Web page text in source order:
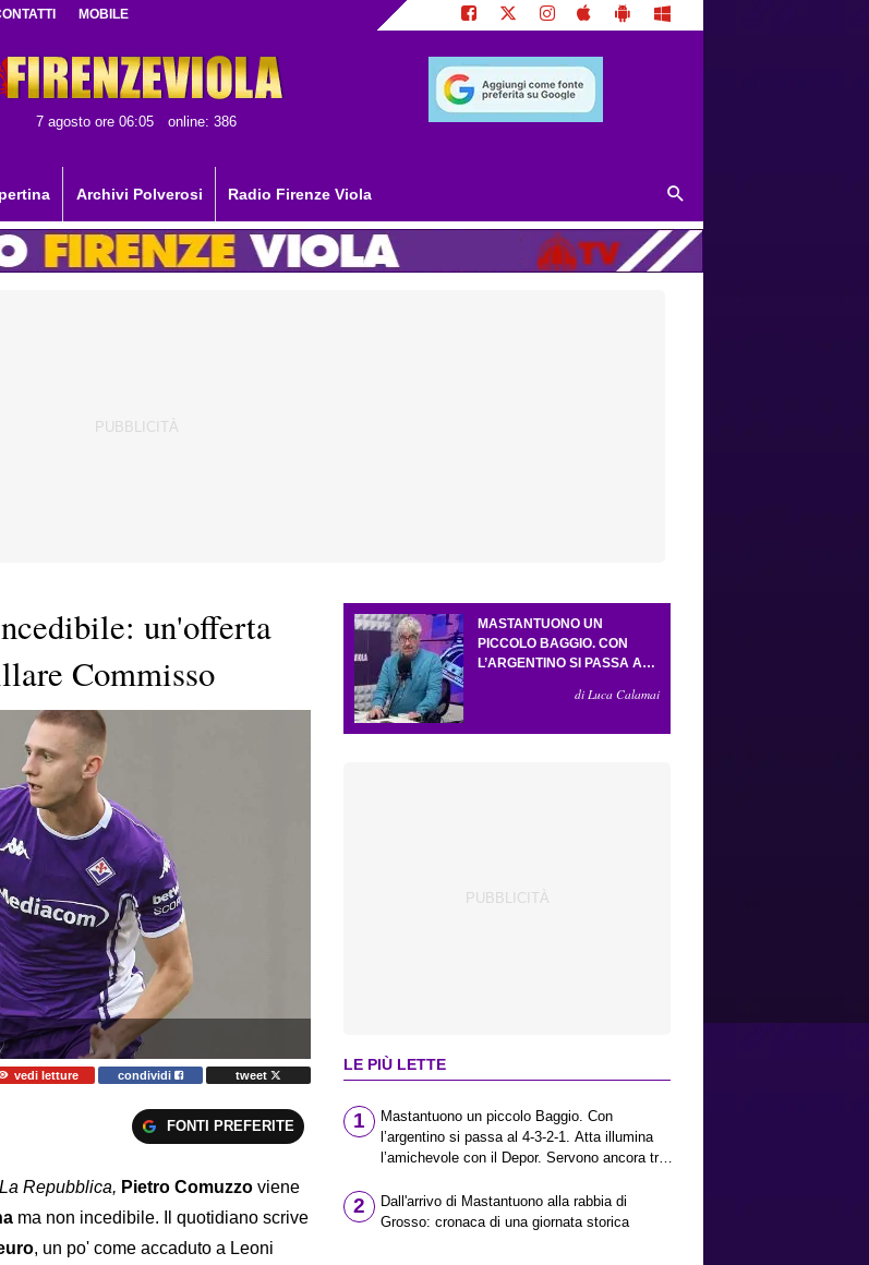
MOBILE
7 agosto ore 06:05 online: 386
Archivi Polverosi Radio Firenze Viola
un'offerta
Commisso
vedi letture condividi tweet
FONTI PREFERITE
La Repubblica, Pietro Comuzzo viene
ma non incedibile. Il quotidiano scrive
, un po' come accaduto a Leoni
MASTANTUONO UN
PICCOLO BAGGIO. CON
L’ARGENTINO SI PASSA AL
L’AMICHEVOLE CON IL
di Luca Calamai
LE PIÙ LETTE
1
Mastantuono un piccolo Baggio. Con
l’argentino si passa al 4-3-2-1. Atta illumina
l’amichevole con il Depor. Servono ancora tre
Antognoni, un finale senza vincitori
2
Dall'arrivo di Mastantuono alla rabbia di
Grosso: cronaca di una giornata storica